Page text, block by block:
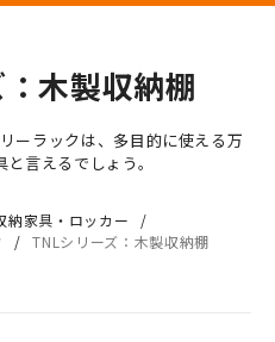
木製収納棚
ーラックは、多目的に使える万
言えるでしょう。
納家具・ロッカー
TNLシリーズ：木製収納棚